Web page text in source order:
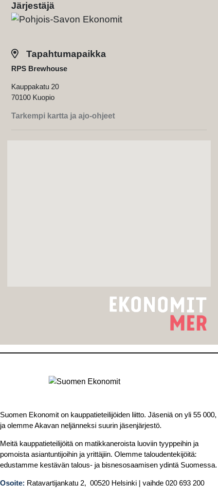
Järjestäjä
Tapahtumapaikka
RPS Brewhouse
Kauppakatu 20
70100 Kuopio
Tarkempi kartta ja ajo-ohjeet
Suomen Ekonomit on kauppatieteilijöiden liitto. Jäseniä on yli 55 000,
ja olemme Akavan neljänneksi suurin jäsenjärjestö.
Meitä kauppatieteilijöitä on matikkaneroista luoviin tyyppeihin ja
pomoista asiantuntijoihin ja yrittäjiin. Olemme taloudentekijöitä:
edustamme kestävän talous- ja bisnesosaamisen ydintä Suomessa.
Osoite: Ratavartijankatu 2, 00520 Helsinki | vaihde 020 693 200